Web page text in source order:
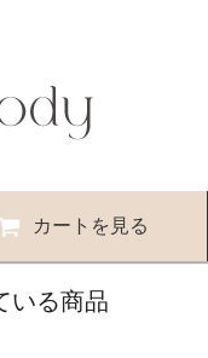
カートを見る
いる商品